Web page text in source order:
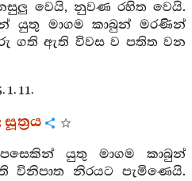
වෙයි, නුවණ රහිත වෙයි.
යුතු මාගම කාබුන් මරණින්
ගති ඇති විවස ව පතිත වන
1. 11.
යුතු මාගම කාබුන්
විනිපාත නිරයට පැමිණෙයි.